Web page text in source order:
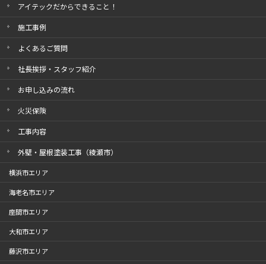
アイテックだからできること！
施工事例
よくあるご質問
社長挨拶・スタッフ紹介
お申し込みの流れ
火災保険
工事内容
外壁・屋根塗装工事（綾瀬市）
横浜市エリア
海老名市エリア
座間市エリア
大和市エリア
藤沢市エリア